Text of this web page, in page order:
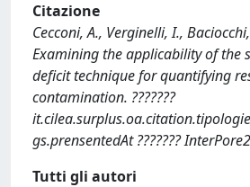
Citazione
Cecconi, A., Verginelli, I.,
Examining the applicability of the
deficit technique for quantifying
contamination. ???????
gs.prensentedAt ???????
Tutti gli autori